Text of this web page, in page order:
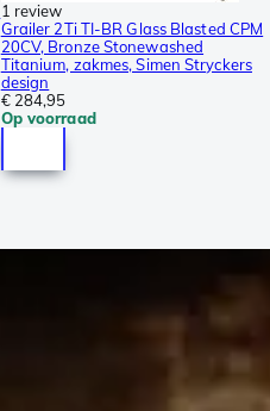
1 review
Grailer 2Ti TI-BR Glass Blasted CPM
20CV, Bronze Stonewashed
Titanium, zakmes, Simen Stryckers
design
€ 284,95
Op voorraad